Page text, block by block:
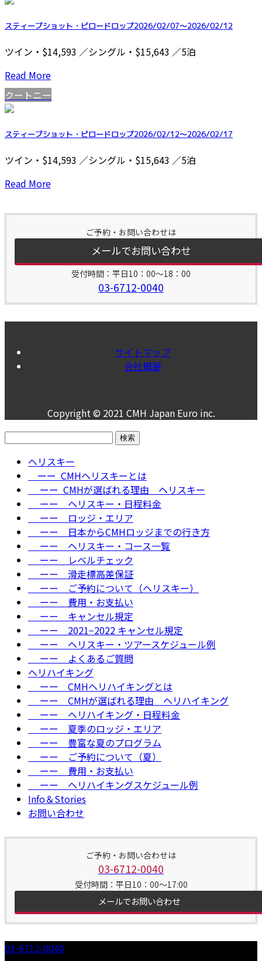
スティープショット・ピロードロップ2026/02/07～2026/02/12
ツイン・$14,593 ／シングル・$15,643 ／5泊
Read More
クートニー
スティープショット・ピロードロップ2026/02/12～2026/02/17
ツイン・$14,593 ／シングル・$15,643 ／5泊
Read More
ご予約・お問い合わせは
メールでお問い合わせ
受付時間：平日10：00～18：00
03-6712-0040
サイトマップ
会社概要
Copyright © 2021 CMH Japan Euro inc.
検
ヘリスキー
ーー CMHヘリスキーとは
ーー CMHが選ばれる理由＿ヘリスキー
ーー ヘリスキー・日程料金
ーー ロッジ・エリア
ーー 日本からCMHロッジまでの行き方
ーー ヘリスキー・コース一覧
ーー レベルチェック
ーー 滑走標高差保証
ーー ご予約について（ヘリスキー）
ーー 費用・お支払い
ーー キャンセル規定
ーー 2021−2022 キャンセル規定
ーー ヘリスキー・ツアースケジュール例
ーー よくあるご質問
ヘリハイキング
ーー CMHヘリハイキングとは
ーー CMHが選ばれる理由＿ヘリハイキング
ーー ヘリハイキング・日程料金
ーー 夏季のロッジ・エリア
ーー 豊富な夏のプログラム
ーー ご予約について（夏）
ーー 費用・お支払い
ーー ヘリハイキングスケジュール例
Info＆Stories
お問い合わせ
ご予約・お問い合わせは
03-6712-0040
受付時間：平日10：00～17:00
メールでお問い合わせ
03-6712-0040